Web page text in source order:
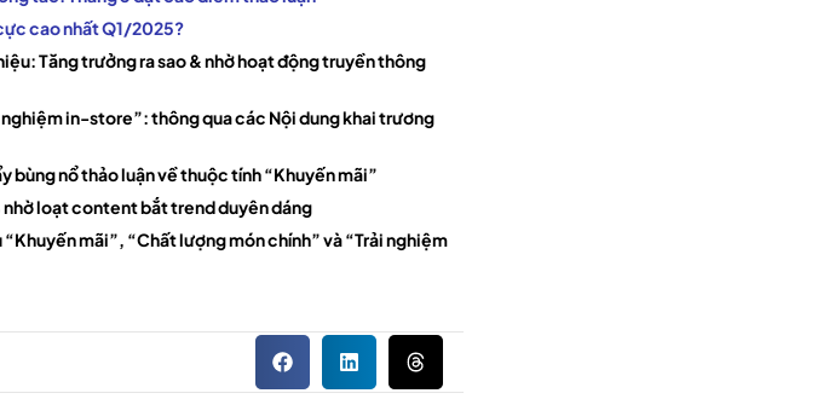
cao nhất Q1/2025?
Tăng trưởng ra sao & nhờ hoạt động truyền thông
in-store”: thông qua các Nội dung khai trương
bùng nổ thảo luận về thuộc tính “Khuyến mãi”
loạt content bắt trend duyên dáng
mãi”, “Chất lượng món chính” và “Trải nghiệm